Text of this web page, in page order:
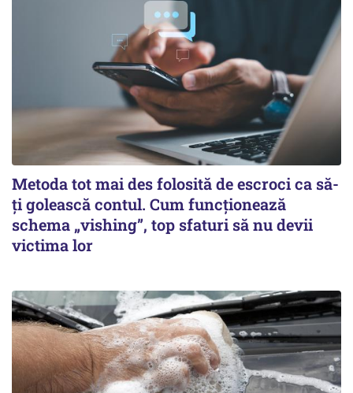
Metoda tot mai des folosită de escroci ca să-
ți golească contul. Cum funcționează
schema „vishing”, top sfaturi să nu devii
victima lor